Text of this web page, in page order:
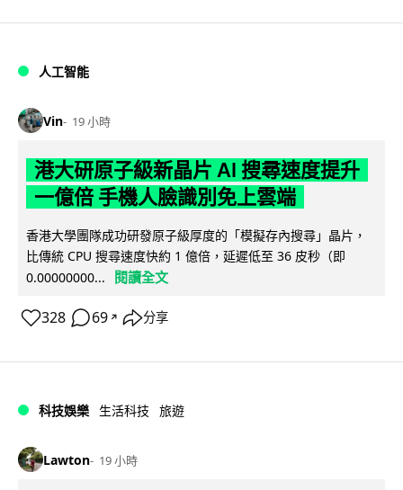
人工智能
Vin 19 小時
港大研原子級新晶片 AI 搜尋速度提升
一億倍 手機人臉識別免上雲端
香港大學團隊成功研發原子級厚度的「模擬存內搜尋」晶片，
比傳統 CPU 搜尋速度快約 1 億倍，延遲低至 36 皮秒（即
0.00000000...
閱讀全文
328 69 ↗ 分享
科技娛樂 生活科技 旅遊
Lawton 19 小時